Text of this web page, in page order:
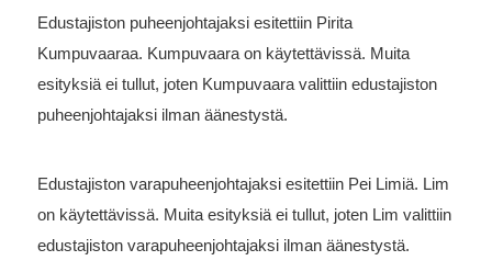
Edustajiston puheenjohtajaksi esitettiin Pirita
Kumpuvaaraa. Kumpuvaara on käytettävissä. Muita
esityksiä ei tullut, joten Kumpuvaara valittiin edustajiston
puheenjohtajaksi ilman äänestystä.
Edustajiston varapuheenjohtajaksi esitettiin Pei Limiä. Lim
on käytettävissä. Muita esityksiä ei tullut, joten Lim valittiin
edustajiston varapuheenjohtajaksi ilman äänestystä.